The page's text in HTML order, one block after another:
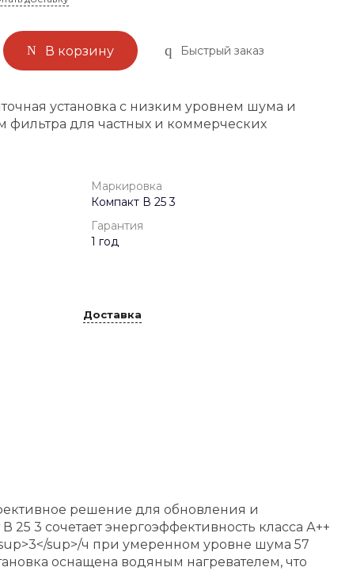
В корзину Быстрый заказ
установка с низким уровнем шума и
для частных и коммерческих
Маркировка
Компакт В 25 3
Гарантия
1 год
Доставка
решение для обновления и
3 сочетает энергоэффективность класса А++
sup>/ч при умеренном уровне шума 57
оснащена водяным нагревателем, что